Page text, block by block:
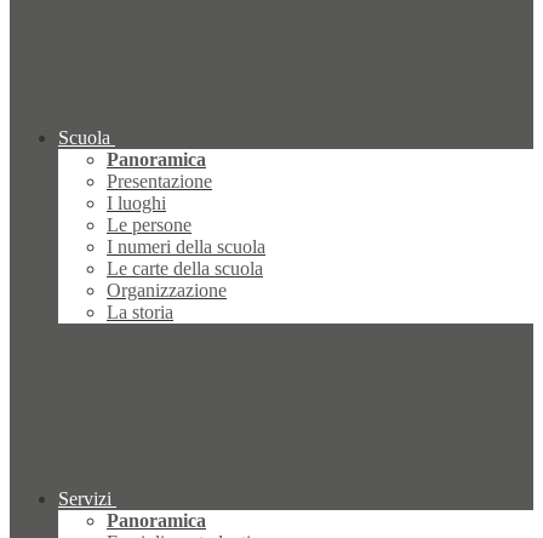
Scuola
Panoramica
Presentazione
I luoghi
Le persone
I numeri della scuola
Le carte della scuola
Organizzazione
La storia
Servizi
Panoramica